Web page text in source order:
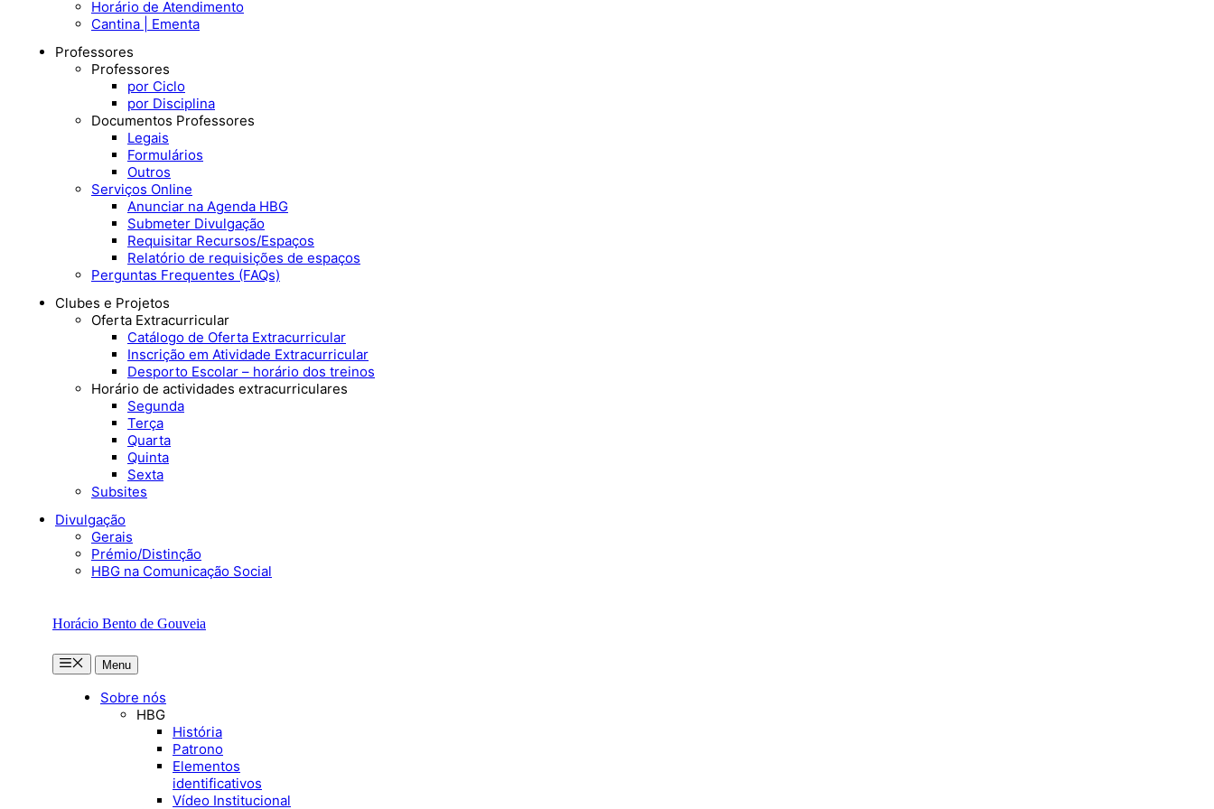
Horário de Atendimento
Cantina | Ementa
Professores
Professores
por Ciclo
por Disciplina
Documentos Professores
Legais
Formulários
Outros
Serviços Online
Anunciar na Agenda HBG
Submeter Divulgação
Requisitar Recursos/Espaços
Relatório de requisições de espaços
Perguntas Frequentes (FAQs)
Clubes e Projetos
Oferta Extracurricular
Catálogo de Oferta Extracurricular
Inscrição em Atividade Extracurricular
Desporto Escolar – horário dos treinos
Horário de actividades extracurriculares
Segunda
Terça
Quarta
Quinta
Sexta
Subsites
Divulgação
Gerais
Prémio/Distinção
HBG na Comunicação Social
Horácio Bento de Gouveia
MenuMenu
Sobre nós
HBG
História
Patrono
Elementos
identificativos
Vídeo Institucional